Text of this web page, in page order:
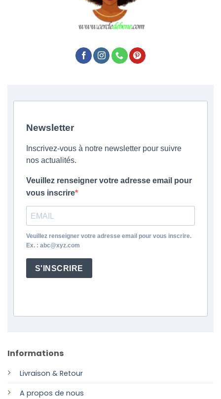
Informations
Livraison & Retour
A propos de nous
Newsletter
Inscrivez-vous à notre newsletter pour suivre
nos actualités.
Veuillez renseigner votre adresse email pour
vous inscrire
Veuillez renseigner votre adresse email pour vous inscrire.
Ex. : abc@xyz.com
S'INSCRIRE